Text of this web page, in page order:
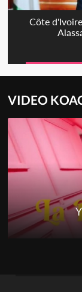
Côte
VIDEO